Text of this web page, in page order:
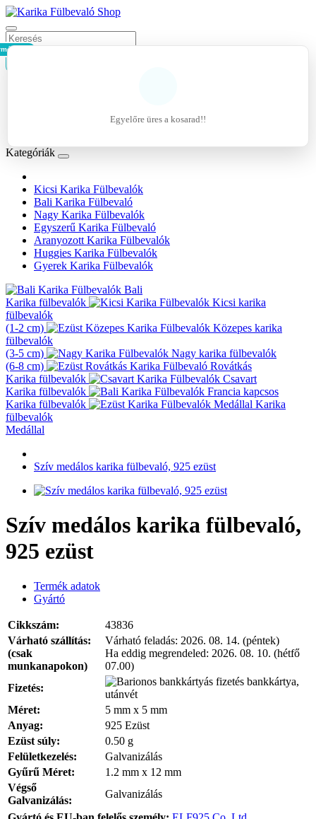
- 0Ft
Egyelőre üres a kosarad!!
Kategóriák
Kicsi Karika Fülbevalók
Bali Karika Fülbevaló
Nagy Karika Fülbevalók
Egyszerű Karika Fülbevaló
Aranyozott Karika Fülbevalók
Huggies Karika Fülbevalók
Gyerek Karika Fülbevalók
Bali
Karika fülbevalók
Kicsi karika
fülbevalók
(1-2 cm)
Közepes karika
fülbevalók
(3-5 cm)
Nagy karika fülbevalók
(6-8 cm)
Rovátkás
Karika fülbevalók
Csavart
Karika fülbevalók
Francia kapcsos
Karika fülbevalók
Karika
fülbevalók
Medállal
Szív medálos karika fülbevaló, 925 ezüst
Szív medálos karika fülbevaló,
925 ezüst
Termék adatok
Gyártó
Cikkszám:
43836
Várható szállítás:
(csak
munkanapokon)
Várható feladás: 2026. 08. 14. (péntek)
Ha eddig megrendeled: 2026. 08. 10. (hétfő
07.00)
Fizetés:
bankkártya,
utánvét
Méret:
5 mm x 5 mm
Anyag:
925 Ezüst
Ezüst súly:
0.50 g
Felületkezelés:
Galvanizálás
Gyűrű Méret:
1.2 mm x 12 mm
Végső
Galvanizálás:
Galvanizálás